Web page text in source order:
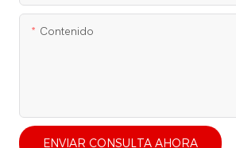
Contenido
ENVIAR CONSULTA AHORA